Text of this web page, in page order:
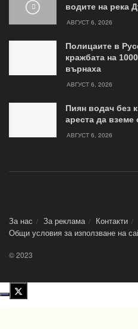
водите на река
АВГУСТ 6, 2026
Полицаите в
кражбата на
върнаха
АВГУСТ 6, 2026
Пиян водач без
ареста да
АВГУСТ 6, 2026
За нас За реклама
Контакти
Общи условия за използване на
© 2023